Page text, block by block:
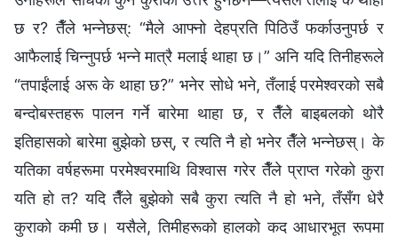
छ र? तैँले भन्‍नेछस्: “मैले आफ्नो देहप्रति पिठिउँ फर्काउनुपर्छ र
आफैलाई चिन्नुपर्छ भन्‍ने मात्रै मलाई थाहा छ।” अनि यदि तिनीहरूले
“तपाईंलाई अरू के थाहा छ?” भनेर सोधे भने, तँलाई परमेश्‍वरको सबै
बन्दोबस्तहरू पालन गर्ने बारेमा थाहा छ, र तैँले बाइबलको थोरै
इतिहासको बारेमा बुझेको छस्, र त्यति नै हो भनेर तैँले भन्‍नेछस्। के
यतिका वर्षहरूमा परमेश्‍वरमाथि विश्‍वास गरेर तैँले प्राप्त गरेको कुरा
यति हो त? यदि तैँले बुझेको सबै कुरा त्यति नै हो भने, तँसँग धेरै
कुराको कमी छ। यसैले, तिमीहरूको हालको कद आधारभूत रूपमा